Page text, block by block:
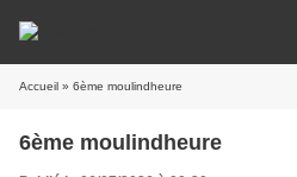
Accueil » 6ème moulindheure
6ème moulindheure